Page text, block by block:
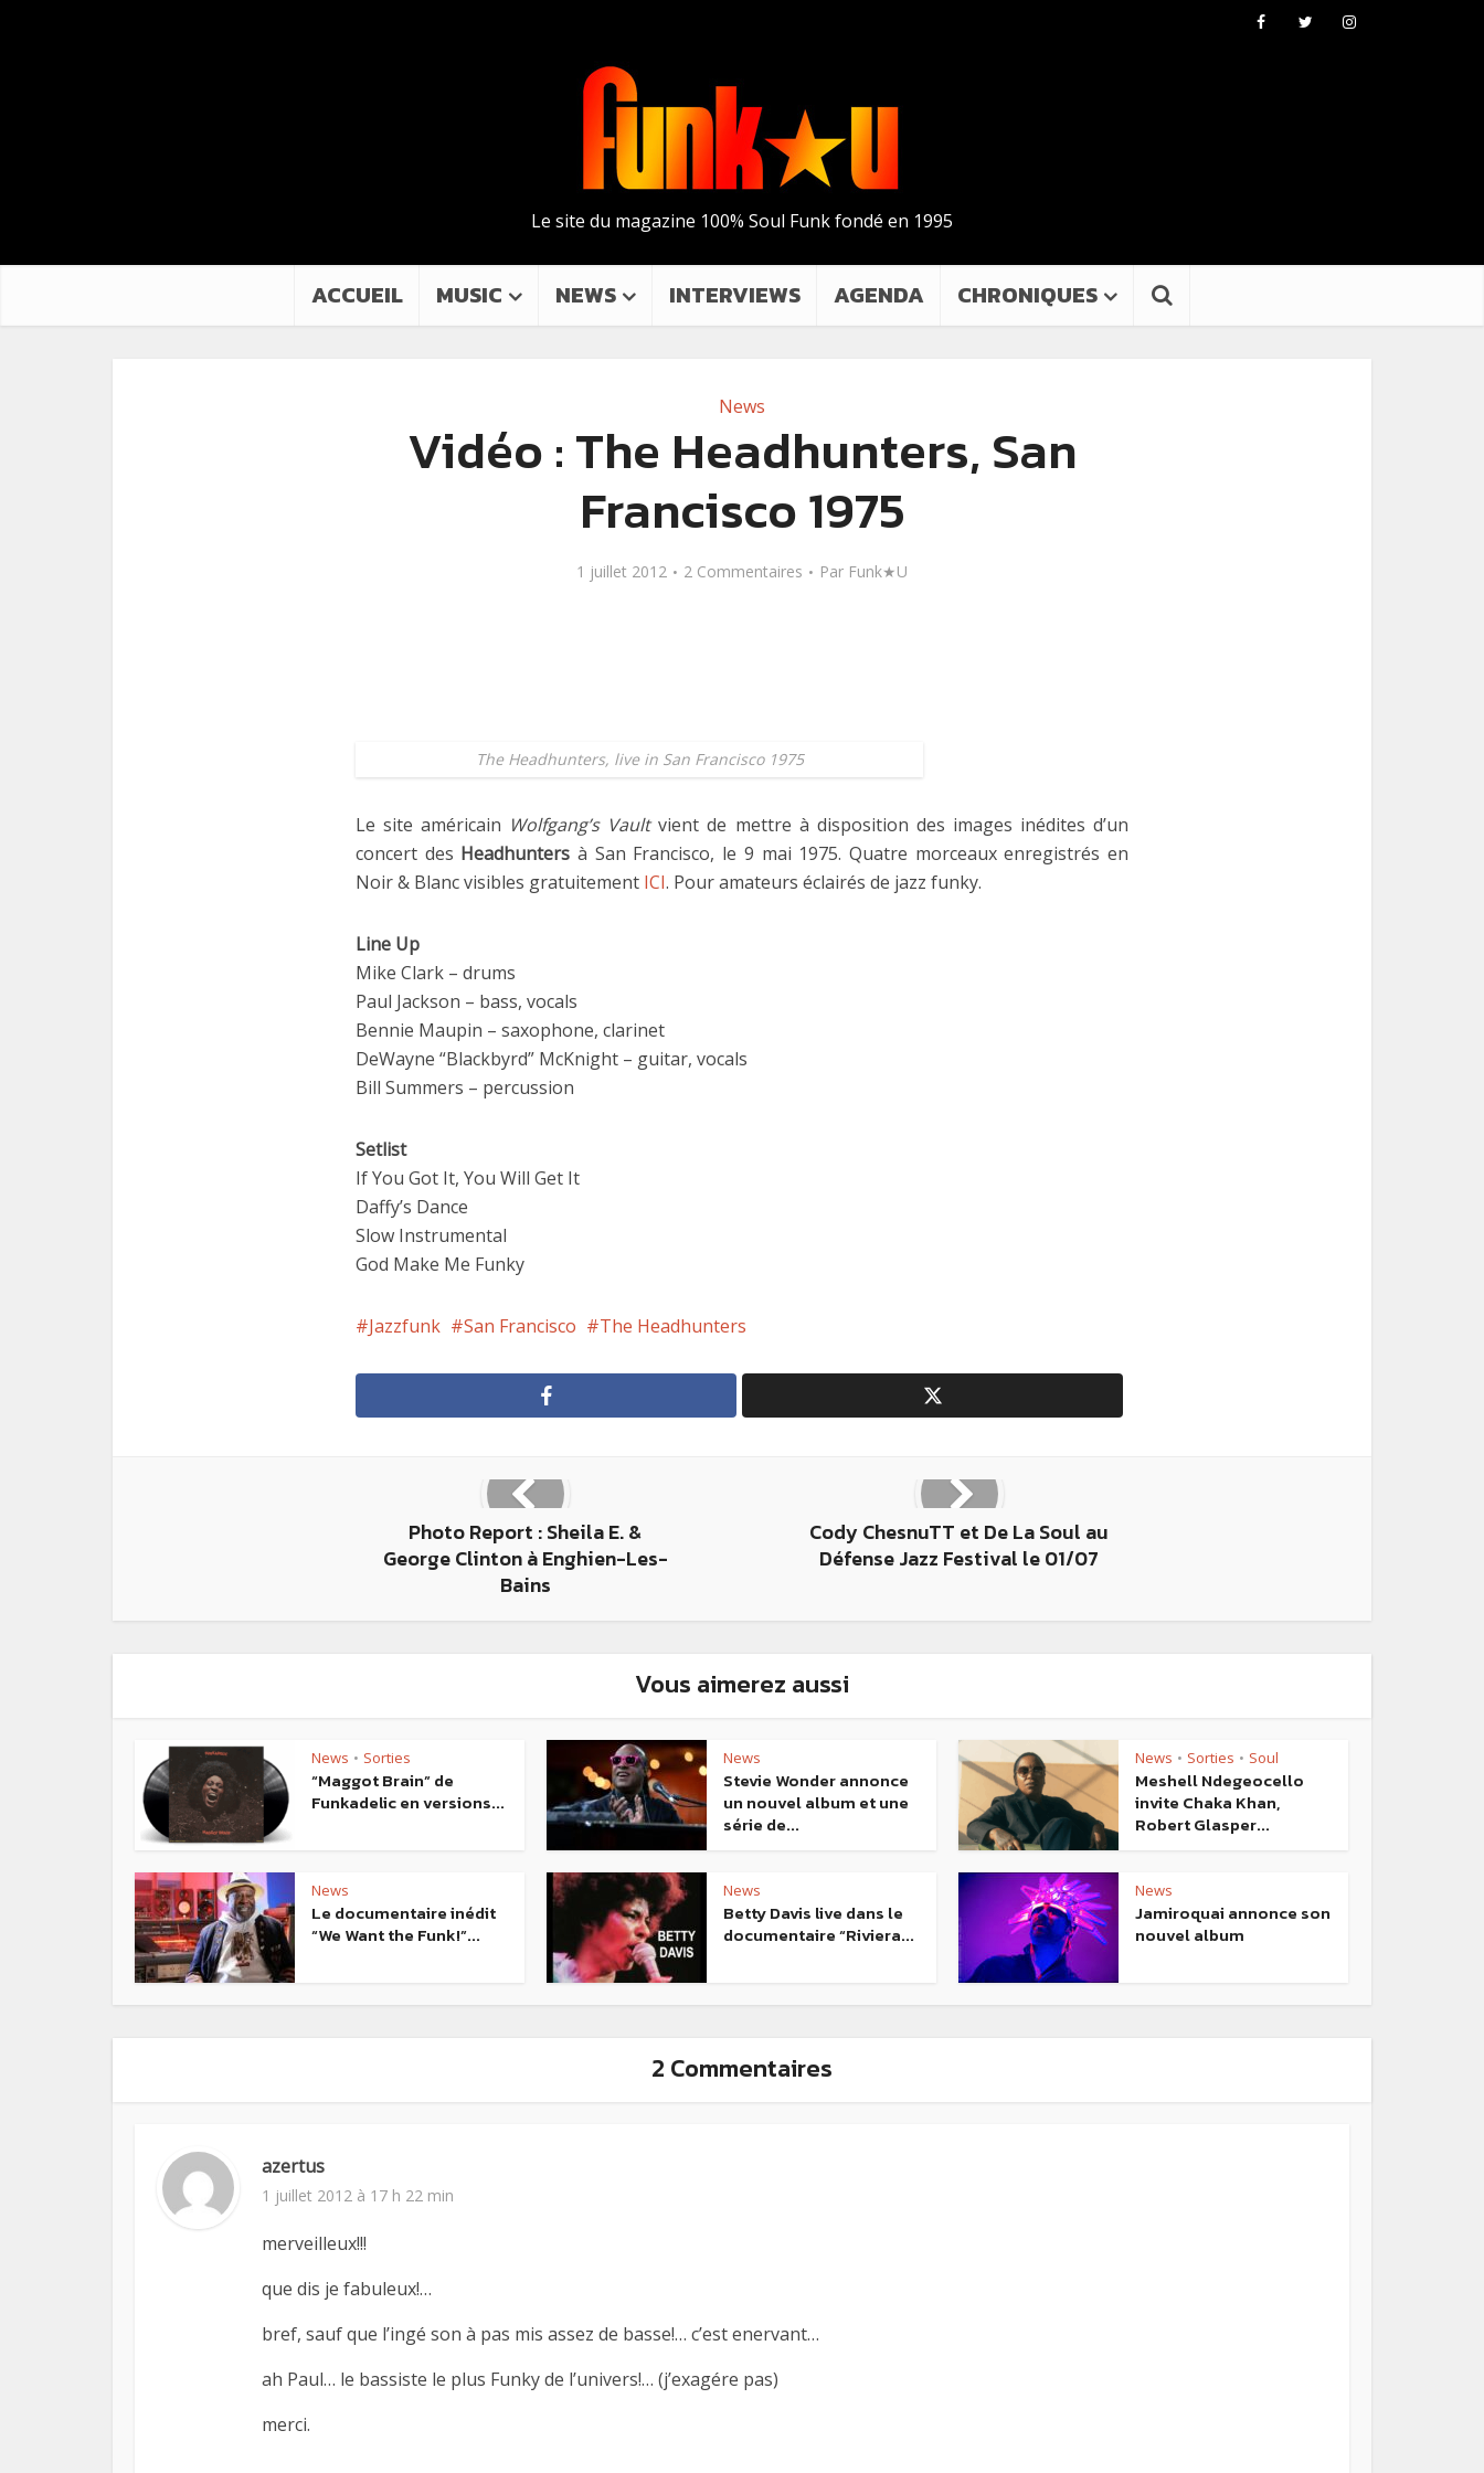
Le site du magazine 100% Soul Funk fondé en 1995
ACCUEIL MUSIC NEWS INTERVIEWS AGENDA CHRONIQUES
News
Vidéo : The Headhunters, San
Francisco 1975
1 juillet 2012 2 Commentaires Par Funk★U
The Headhunters, live in San Francisco 1975
Le site américain Wolfgang’s Vaultvient de mettre à disposition des images inédites d’un
concert des Headhunters à San Francisco, le 9 mai 1975. Quatre morceaux enregistrés en
Noir & Blanc visibles gratuitement ICI. Pour amateurs éclairés de jazz funky.
Line Up
Mike Clark – drums
Paul Jackson – bass, vocals
Bennie Maupin – saxophone, clarinet
DeWayne “Blackbyrd” McKnight – guitar, vocals
Bill Summers – percussion
Setlist
If You Got It, You Will Get It
Daffy’s Dance
Slow Instrumental
God Make Me Funky
Jazzfunk San Francisco The Headhunters
Photo Report : Sheila E. &
George Clinton à Enghien-Les-
Bains
Cody ChesnuTT et De La Soul au
Défense Jazz Festival le 01/07
Vous aimerez aussi
News • Sorties
“Maggot Brain” de
Funkadelic en versions...
News
Stevie Wonder annonce
un nouvel album et une
série de...
News • Sorties • Soul
Meshell Ndegeocello
invite Chaka Khan,
Robert Glasper...
News
Le documentaire inédit
“We Want the Funk!”...
News
Betty Davis live dans le
documentaire “Riviera...
News
Jamiroquai annonce son
nouvel album
2 Commentaires
azertus
1 juillet 2012 à 17 h 22 min
merveilleux!!!
que dis je fabuleux!…
bref, sauf que l’ingé son à pas mis assez de basse!… c’est enervant…
ah Paul… le bassiste le plus Funky de l’univers!… (j’exagére pas)
merci.